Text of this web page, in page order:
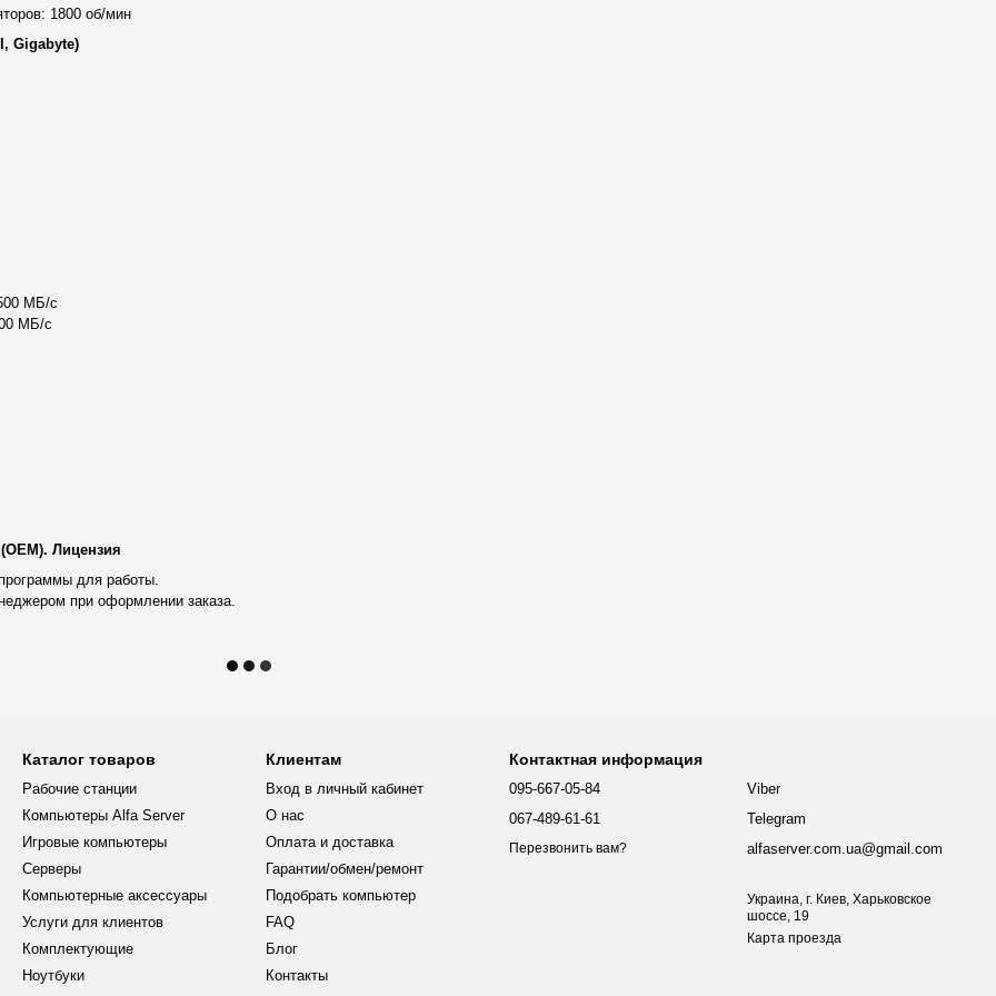
плату с чипсетом
для профессионального
DDR4 (2x32GB) с
и быстрое выполнение
8GB позволяет эффективно
и рендеринг. Это
M.2 NVMe объёмом 1TB с
и всех необходимых
доступ к компонентам.
модулем PFC гарантирует
задач в
и AutoCAD.
без снижения
1800 об/мин
Gigabyte)
МБ/с
МБ/с
Лицензия
для работы.
при оформлении заказа.
Каталог товаров
Рабочие станции
Компьютеры Alfa Server
Игровые компьютеры
Серверы
Компьютерные аксессуары
Услуги для клиентов
Комплектующие
Ноутбуки
Клиентам
Вход в личный кабинет
О нас
Оплата и доставка
Гарантии/обмен/ремонт
Подобрать компьютер
FAQ
Блог
Контакты
Контактная информация
095-667-05-84
067-489-61-61
Перезвонить вам?
Viber
Telegram
alfaserver.com.ua@gmail.com
Украина, г. Киев, Харьковское
шоссе, 19
Карта проезда